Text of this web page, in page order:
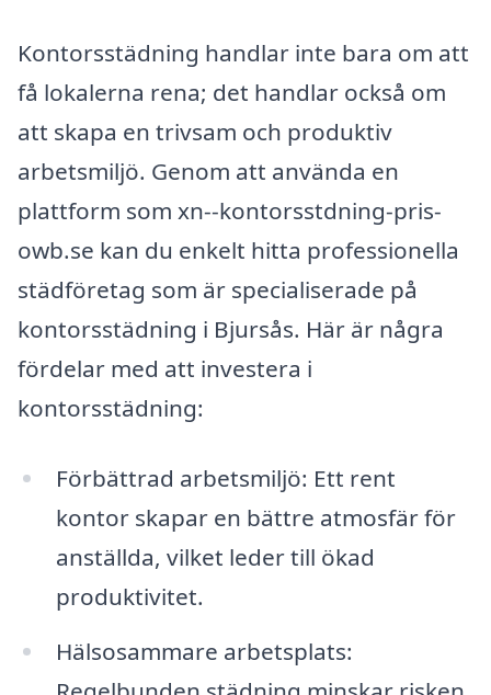
Kontorsstädning handlar inte bara om att
få lokalerna rena; det handlar också om
att skapa en trivsam och produktiv
arbetsmiljö. Genom att använda en
plattform som xn--kontorsstdning-pris-
owb.se kan du enkelt hitta professionella
städföretag som är specialiserade på
kontorsstädning i Bjursås. Här är några
fördelar med att investera i
kontorsstädning:
Förbättrad arbetsmiljö: Ett rent
kontor skapar en bättre atmosfär för
anställda, vilket leder till ökad
produktivitet.
Hälsosammare arbetsplats: